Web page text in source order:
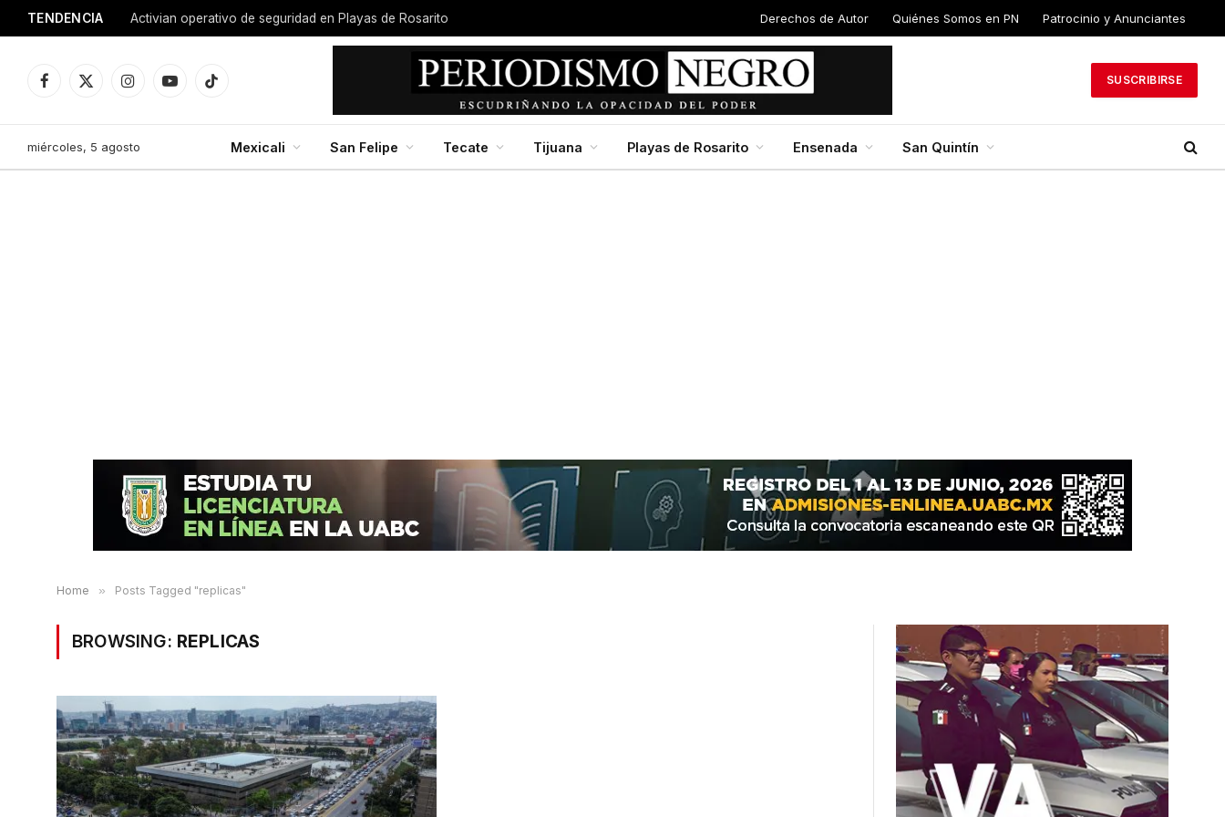
TENDENCIA Activian operativo de seguridad en Playas de Rosarito Derechos de Autor Quiénes Somos en PN Patrocinio y Anunciantes
Facebook
X
InstagramYouTubeTikTok
SUSCRIBIRSE
miércoles, 5 agosto Mexicali San Felipe Tecate Tijuana Playas de Rosarito Ensenada San Quintín
Home » Posts Tagged "replicas"
BROWSING: REPLICAS